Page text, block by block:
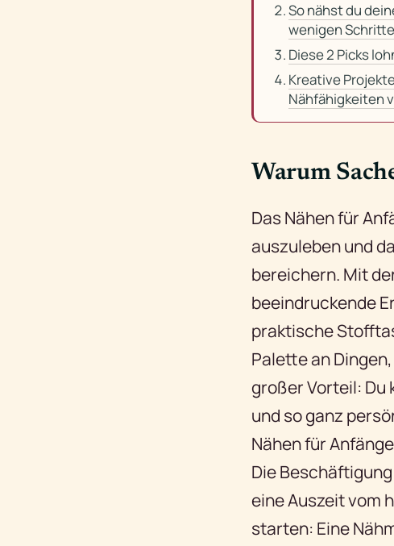
So nähst du
wenigen
Diese 2 Picks
Kreative
Nähfähigkeiten
Warum
Das Nähen für
auszuleben und
bereichern. Mit
beeindruckende
praktische
Palette an
großer Vorteil: Du
und so ganz
Nähen für
Die
eine Auszeit vom
starten: Eine